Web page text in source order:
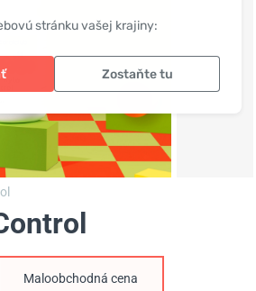
stránku vašej krajiny:
Zostaňte tu
Maloobchodná cena